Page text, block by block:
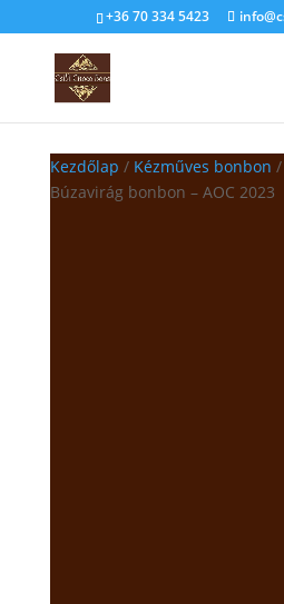
+36 70 334 5423
Kezdőlap / Kézműves bonbon /
Búzavirág bonbon – AOC 2023